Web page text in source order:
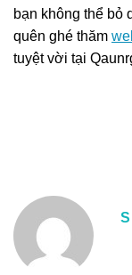
bạn không thể bỏ
quên ghé thăm
tuyệt vời tại